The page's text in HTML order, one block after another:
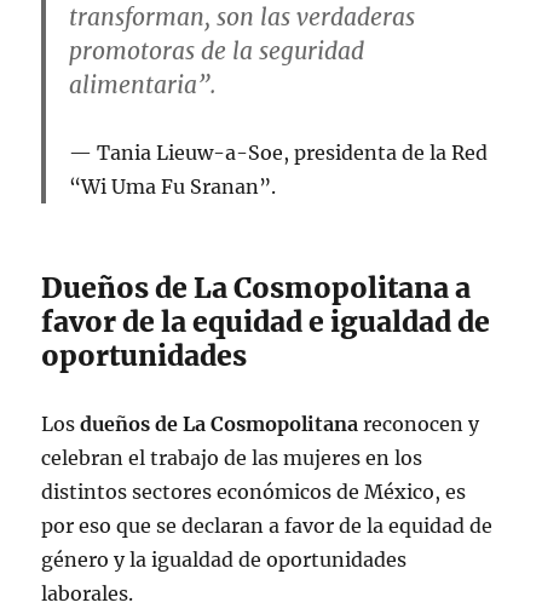
transforman, son las verdaderas
promotoras de la seguridad
alimentaria”.
Tania Lieuw-a-Soe, presidenta de la Red
“Wi Uma Fu Sranan”.
Dueños de La Cosmopolitana a
favor de la equidad e igualdad de
oportunidades
Los dueños de La Cosmopolitanareconocen y
celebran el trabajo de las mujeres en los
distintos sectores económicos de México, es
por eso que se declaran a favor de la equidad de
género y la igualdad de oportunidades
laborales.